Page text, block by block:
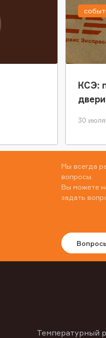
КСЭ:
30
Мы всегда
вопросы.
Вы можете
задать
Температурный